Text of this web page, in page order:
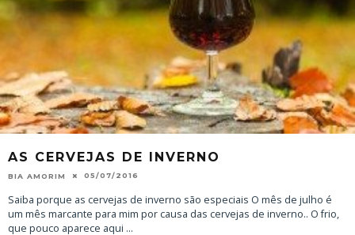
AS CERVEJAS DE INVERNO
BIA AMORIM 05/07/2016
Saiba porque as cervejas de inverno são especiais O mês de julho é
um mês marcante para mim por causa das cervejas de inverno.. O frio,
que pouco aparece aqui ...